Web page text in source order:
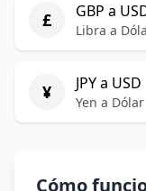
£ GBP a
Libra a
¥ JPY a USD
Yen a Dólar
Cómo